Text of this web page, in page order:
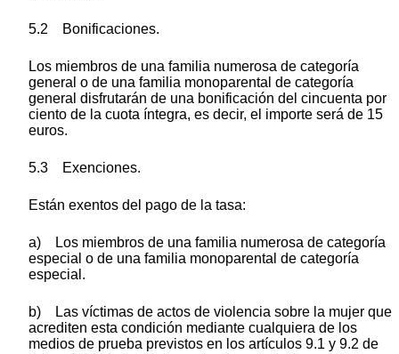
5.2 Bonificaciones.
Los miembros de una familia numerosa de categoría
general o de una familia monoparental de categoría
general disfrutarán de una bonificación del cincuenta por
ciento de la cuota íntegra, es decir, el importe será de 15
euros.
5.3 Exenciones.
Están exentos del pago de la tasa:
a) Los miembros de una familia numerosa de categoría
especial o de una familia monoparental de categoría
especial.
b) Las víctimas de actos de violencia sobre la mujer que
acrediten esta condición mediante cualquiera de los
medios de prueba previstos en los artículos 9.1 y 9.2 de